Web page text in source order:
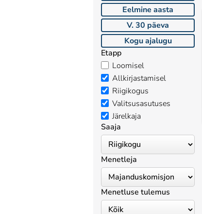
Eelmine aasta
V. 30 päeva
Kogu ajalugu
Etapp
Loomisel
Allkirjastamisel
Riigikogus
Valitsusasutuses
Järelkaja
Saaja
Menetleja
Menetluse tulemus